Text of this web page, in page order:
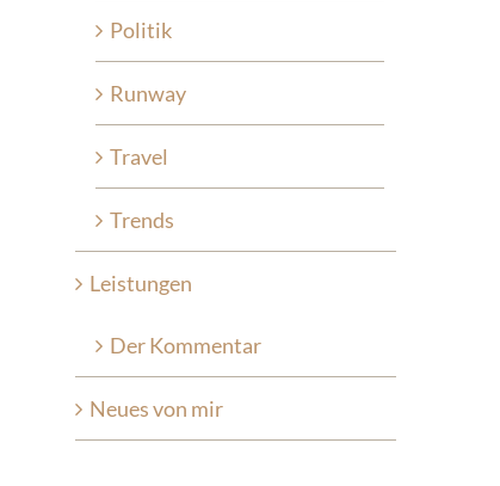
Politik
Runway
Travel
Trends
Leistungen
Der Kommentar
Neues von mir